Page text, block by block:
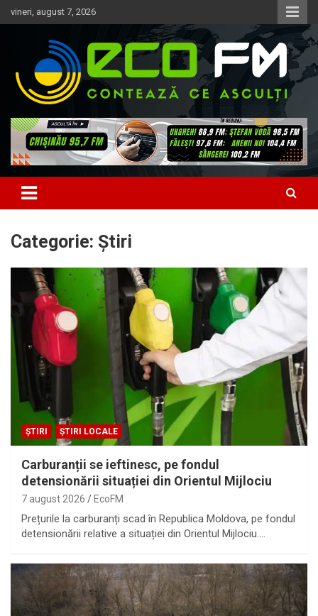
Skip
to
vineri, august 7, 2026
EcoFM
Categorie: Știri
ȘTIRI ȘTIRI LOCALE
Carburanții se ieftinesc, pe fondul
detensionării situației din Orientul Mijlociu
7 august 2026 EcoFM
Prețurile la carburanți scad în Republica Moldova, pe fondul
detensionării relative a situației din Orientul Mijlociu.…